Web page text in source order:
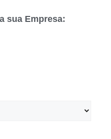
sua Empresa: